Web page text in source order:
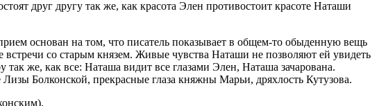
друг другу так же, как красота Элен противостоит красоте Наташи
основан на том, что писатель показывает в общем-то обыденную вещь
со старым князем. Живые чувства Наташи не позволяют ей увидеть
же, как все: Наташа видит все глазами Элен, Наташа зачарована.
Болконской, прекрасные глаза княжны Марьи, дряхлость Кутузова.